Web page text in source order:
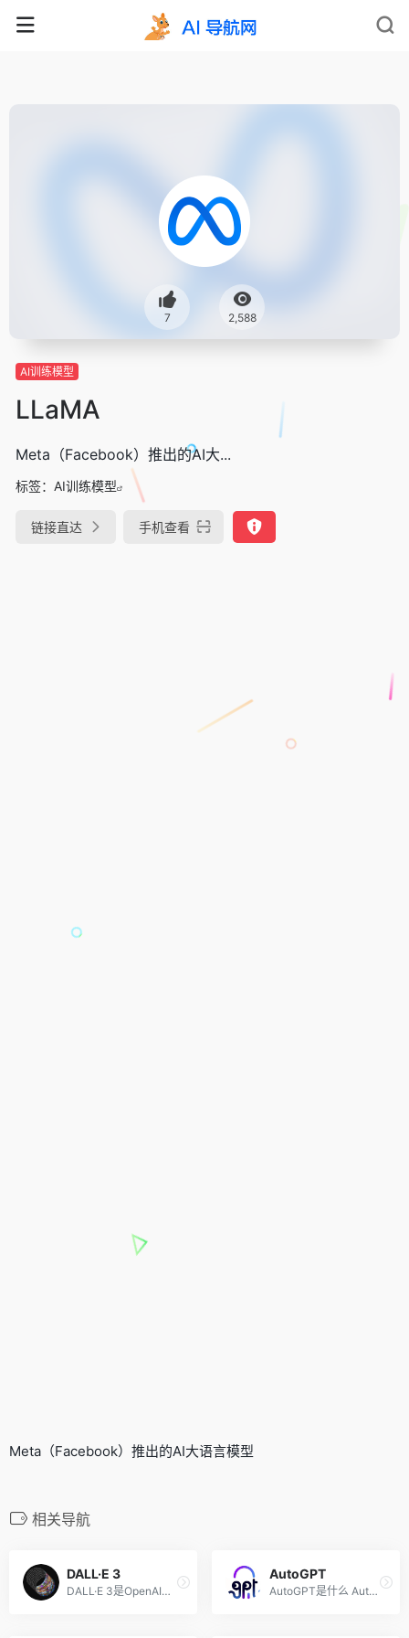
7 2,588
AI训练模型
LLaMA
Meta（Facebook）推出的AI大...
标签： AI训练模型
链接直达 手机查看
Meta（Facebook）推出的AI大语言模型
相关导航
DALL·E 3
DALL·E 3是OpenAI的文本到图...
AutoGPT
AutoGPT是什么 AutoGPT是实验...